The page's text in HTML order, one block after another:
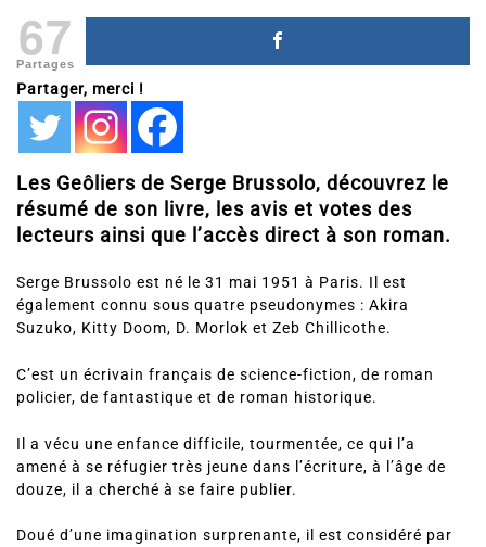
67
Partages
Partager, merci !
Les Geôliers de Serge Brussolo, découvrez le
résumé de son livre, les avis et votes des
lecteurs ainsi que l’accès direct à son roman.
Serge Brussolo est né le 31 mai 1951 à Paris. Il est
également connu sous quatre pseudonymes : Akira
Suzuko, Kitty Doom, D. Morlok et Zeb Chillicothe.
C’est un écrivain français de science-fiction, de roman
policier, de fantastique et de roman historique.
Il a vécu une enfance difficile, tourmentée, ce qui l’a
amené à se réfugier très jeune dans l’écriture, à l’âge de
douze, il a cherché à se faire publier.
Doué d’une imagination surprenante, il est considéré par